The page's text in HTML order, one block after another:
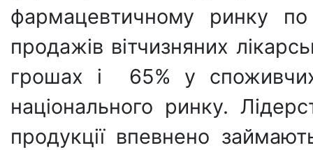
фармацевтичному ринку по
продажів вітчизняних
грошах і 65% у споживчих
національного ринку.
продукції впевнено